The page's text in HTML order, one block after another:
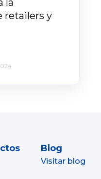
la
retailers y
Blog
Visitar blog